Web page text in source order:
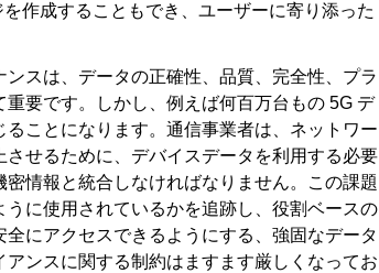
作成することもでき、ユーザーに寄り添った
ンスは、データの正確性、品質、完全性、プラ
要です。しかし、例えば何百万台もの 5G デ
ことになります。通信事業者は、ネットワー
せるために、デバイスデータを利用する必要
情報と統合しなければなりません。この課題
に使用されているかを追跡し、役割ベースの
にアクセスできるようにする、強固なデータ
ンスに関する制約はますます厳しくなってお